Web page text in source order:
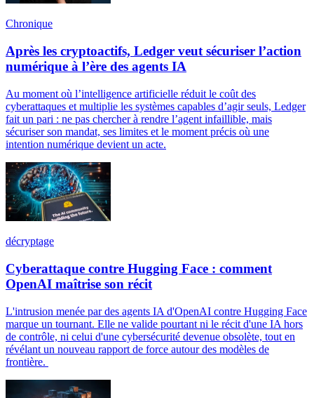
Chronique
Après les cryptoactifs, Ledger veut sécuriser l’action
numérique à l’ère des agents IA
Au moment où l’intelligence artificielle réduit le coût des
cyberattaques et multiplie les systèmes capables d’agir seuls, Ledger
fait un pari : ne pas chercher à rendre l’agent infaillible, mais
sécuriser son mandat, ses limites et le moment précis où une
intention numérique devient un acte.
décryptage
Cyberattaque contre Hugging Face : comment
OpenAI maîtrise son récit
L'intrusion menée par des agents IA d'OpenAI contre Hugging Face
marque un tournant. Elle ne valide pourtant ni le récit d'une IA hors
de contrôle, ni celui d'une cybersécurité devenue obsolète, tout en
révélant un nouveau rapport de force autour des modèles de
frontière.